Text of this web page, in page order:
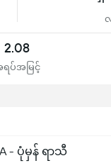
2.08
ပ်အမြင့်
- ပုံမှန် ရာသီ